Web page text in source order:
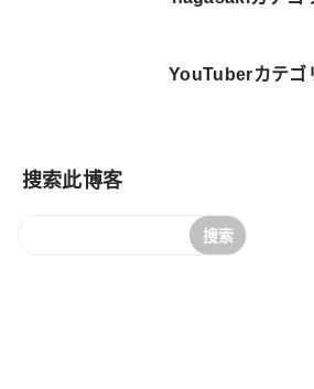
YouTuberカテゴ
搜索此博客